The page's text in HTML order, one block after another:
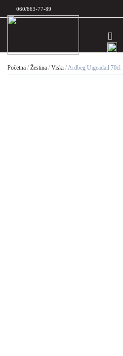
060/663-77-89
Početna / Žestina / Viski /Ardbeg Uigeadail 70cl